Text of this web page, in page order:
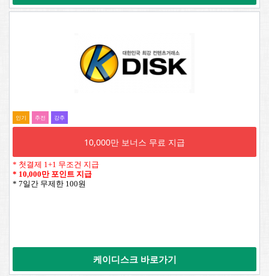
인기 추전 강추
10,000만 보너스 무료 지급
* 첫결제 1+1 무조건 지급
* 10,000만 포인트 지급
* 7일간 무제한 100원
케이디스크 바로가기